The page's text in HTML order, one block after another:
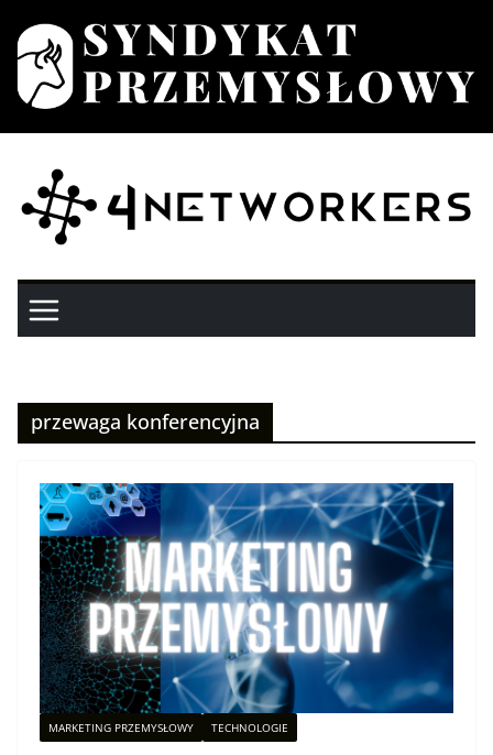
do
treści
przewaga konferencyjna
MARKETING PRZEMYSŁOWY TECHNOLOGIE